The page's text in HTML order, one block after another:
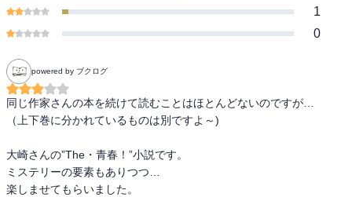
1
0
powered by ブクログ
同じ作家さんの本を続けて読むことはほとんどないのですが…
（上下巻に分かれているものは別ですよ～)
大崎さんの”The・青春！”小説です。
ミステリーの要素もありつつ…
楽しませてもらいました。